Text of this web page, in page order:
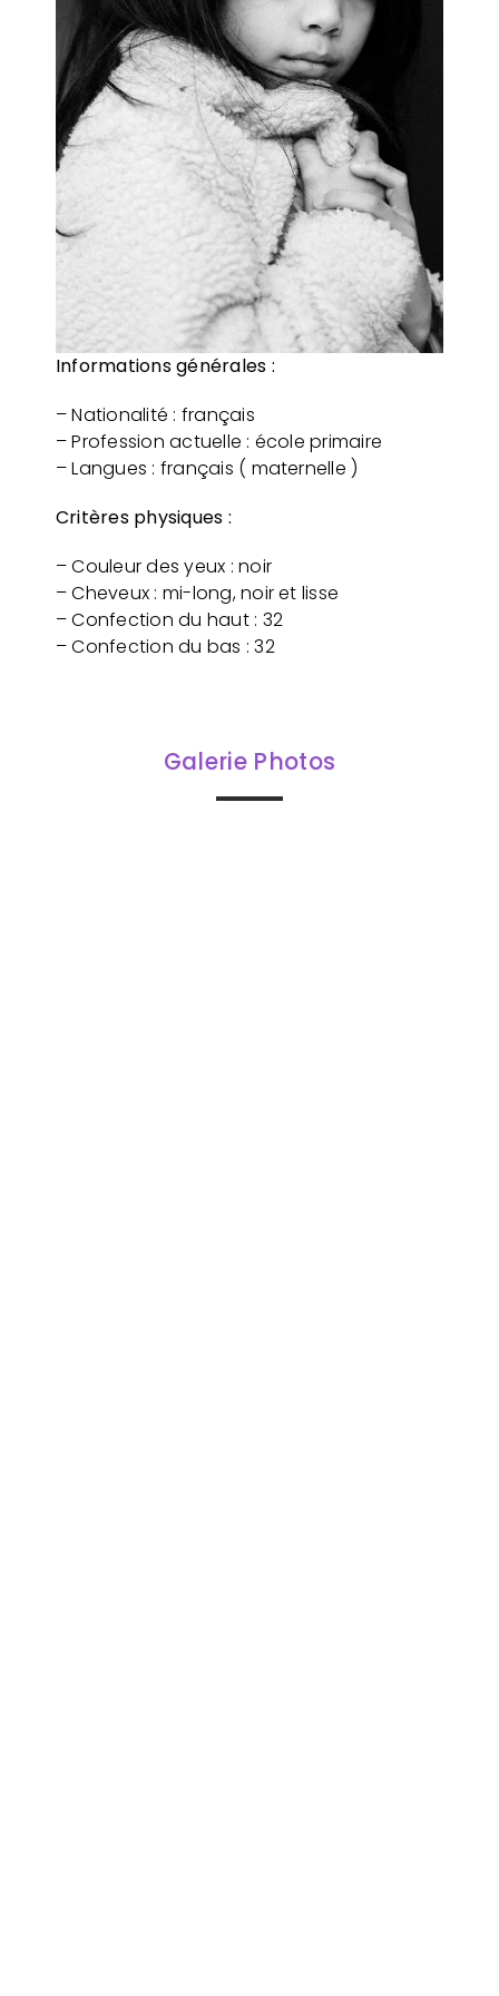
Informations générales :
– Nationalité : français
– Profession actuelle : école primaire
– Langues : français ( maternelle )
Critères physiques :
– Couleur des yeux : noir
– Cheveux : mi-long, noir et lisse
– Confection du haut : 32
– Confection du bas : 32
Galerie Photos